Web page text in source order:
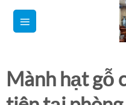
qua
dung
Mành hạt gỗ